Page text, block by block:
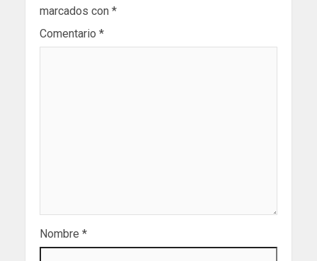
marcados con *
Comentario *
Nombre *